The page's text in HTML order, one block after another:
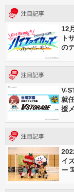
注目記事
12
ト
の
注目記事
V-
就
援
注目記事
イ
ー